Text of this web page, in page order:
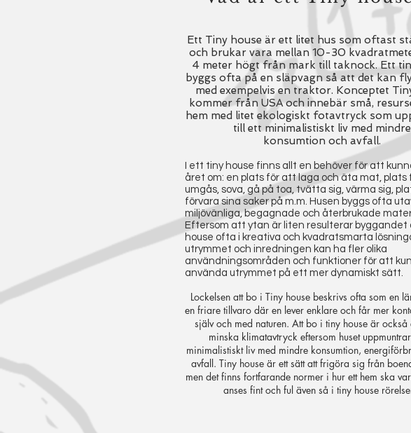
Ett Tiny house är ett litet hus som oftast
och brukar vara mellan 10-30
4 meter högt från mark till taknock. Ett
byggs ofta på en släpvagn så att det kan
med exempelvis en traktor. Konceptet
kommer från USA och innebär små,
hem med litet ekologiskt fotavtryck som
till ett minimalistiskt liv med mindre
konsumtion och avfall.
I ett tiny house finns allt en behöver för att
året om: en plats för att laga och äta mat, plats
umgås, sova, gå på toa, tvätta sig, värma sig,
förvara sina saker på m.m. Husen byggs ofta
miljövänliga, begagnade och återbrukade
Eftersom att ytan är liten resulterar byggandet
house ofta i kreativa och kvadratsmarta
utrymmet och inredningen kan ha fler olika
användningsområden och funktioner för att
använda utrymmet på ett mer dynamiskt sätt.
Lockelsen att bo i Tiny house beskrivs ofta som en
en friare tillvaro där en lever enklare och får mer
själv och med naturen. Att bo i tiny house är också
minska klimatavtryck eftersom huset
minimalistiskt liv med mindre konsumtion,
avfall. Tiny house är ett sätt att frigöra sig från
men det finns fortfarande normer i hur ett hem ska
anses fint och ful även så i tiny house